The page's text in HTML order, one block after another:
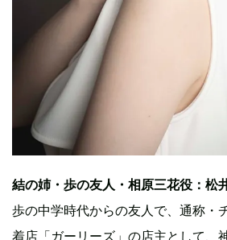
結の姉・歩の友人・相原三花役：松
歩の中学時代からの友人で、通称・
着店「ガーリーズ」の店主として、